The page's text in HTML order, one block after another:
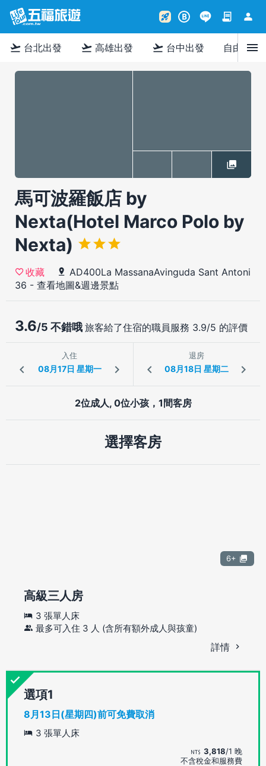
rocket_launch B contract person
flight_takeoff 台北出發 flight_takeoff 高雄出發 flight_takeoff 台中出發 自由行menu
馬可波羅飯店 by
Nexta(Hotel Marco Polo by
Nexta)
收藏
AD400La MassanaAvinguda Sant Antoni
36 - 查看地圖&週邊景點
3.6/5 不錯哦 旅客給了住宿的職員服務 3.9/5 的評價
入住 退房
2位成人, 0位小孩，1間客房
選擇客房
6+
高級三人房
3 張單人床
最多可入住 3 人 (含所有額外成人與孩童)
詳情
選項
8月13日(星期四)前可免費取消
3 張單人床
3,818/1 晚
不含稅金和服務費